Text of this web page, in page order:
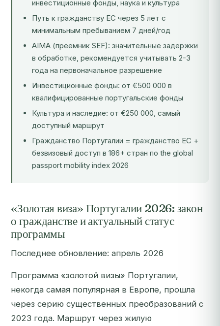
инвестиционные фонды, наука и культура
Путь к гражданству ЕС через 5 лет с
минимальным пребыванием 7 дней/год
AIMA (преемник SEF): значительные задержки
в обработке, рекомендуется учитывать 2-3
года на первоначальное разрешение
Инвестиционные фонды: от €500 000 в
квалифицированные португальские фонды
Культура и наследие: от €250 000, самый
доступный маршрут
Гражданство Португалии = гражданство ЕС +
безвизовый доступ в 186+ стран по the global
passport mobility index 2026
«Золотая виза» Португалии 2026: закон
о гражданстве и актуальный статус
программы
Последнее обновление: апрель 2026
Программа «золотой визы» Португалии,
некогда самая популярная в Европе, прошла
через серию существенных преобразований с
2023 года. Маршрут через жилую